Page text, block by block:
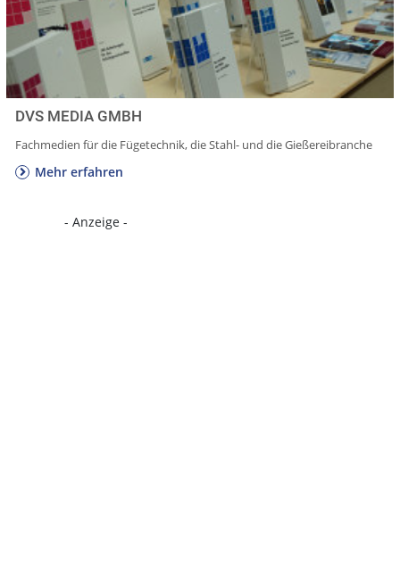
DVS MEDIA GMBH
Fachmedien für die Fügetechnik, die Stahl- und die Gießereibranche
Mehr erfahren
- Anzeige -